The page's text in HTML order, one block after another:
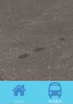
ホーム 車両案内